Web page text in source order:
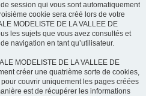
session qui vous sont automatiquement
cookie sera créé lors de votre
MODELISTE DE LA VALLEE DE
les sujets que vous avez consultés et
navigation en tant qu’utilisateur.
MODELISTE DE LA VALLEE DE
créer une quatrième sorte de cookies,
couvrir uniquement les pages créées
est de récupérer les informations